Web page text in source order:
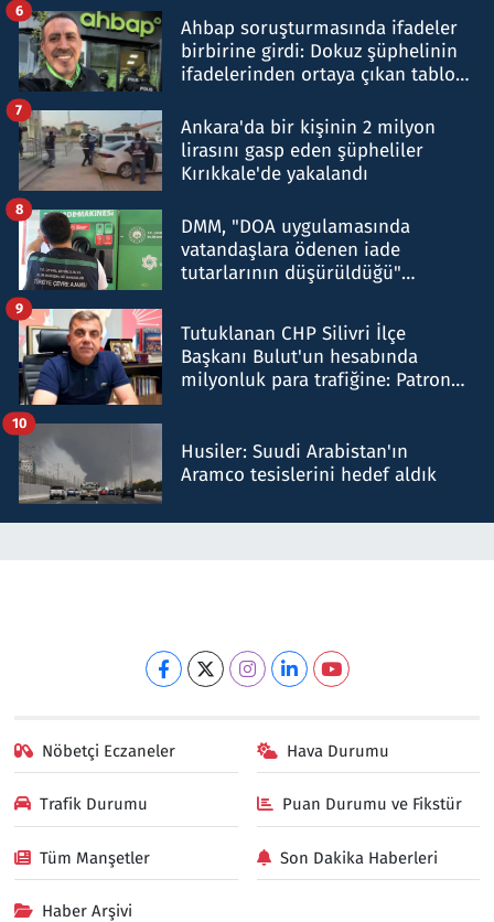
Ahbap soruşturmasında ifadeler
birbirine girdi: Dokuz şüphelinin
ifadelerinden ortaya çıkan tablo
6
Ankara'da bir kişinin 2 milyon
lirasını gasp eden şüpheliler
Kırıkkale'de yakalandı
7
DMM, "DOA uygulamasında
vatandaşlara ödenen iade
tutarlarının düşürüldüğü"
8
Tutuklanan CHP Silivri İlçe
Başkanı Bulut'un hesabında
milyonluk para trafiğine: Patron
9
Husiler: Suudi Arabistan'ın
Aramco tesislerini hedef aldık
10
Nöbetçi Eczaneler Hava Durumu
Trafik Durumu Puan Durumu ve Fikstür
Tüm Manşetler Son Dakika Haberleri
Haber Arşivi